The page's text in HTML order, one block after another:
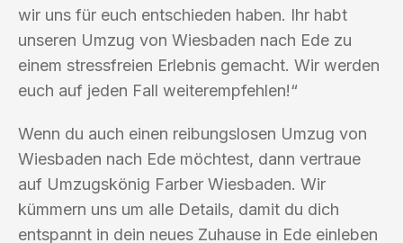
wir uns für euch entschieden haben. Ihr habt
unseren Umzug von Wiesbaden nach Ede zu
einem stressfreien Erlebnis gemacht. Wir werden
euch auf jeden Fall weiterempfehlen!“
Wenn du auch einen reibungslosen Umzug von
Wiesbaden nach Ede möchtest, dann vertraue
auf Umzugskönig Farber Wiesbaden. Wir
kümmern uns um alle Details, damit du dich
entspannt in dein neues Zuhause in Ede einleben